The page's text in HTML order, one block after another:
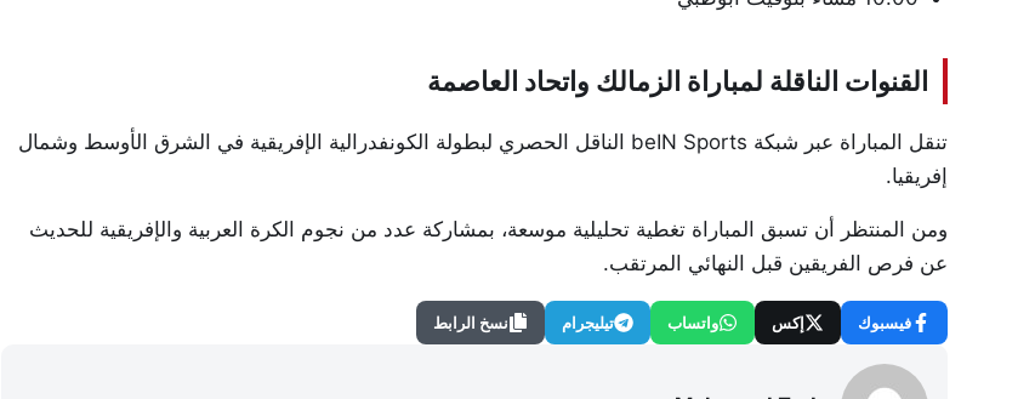
القنوات الناقلة لمباراة الزمالك واتحاد العاصمة
تنقل المباراة عبر شبكة beIN Sports الناقل الحصري لبطولة الكونفدرالية الإفريقية في الشرق الأوسط وشمال
إفريقيا.
ومن المنتظر أن تسبق المباراة تغطية تحليلية موسعة، بمشاركة عدد من نجوم الكرة العربية والإفريقية للحديث
عن فرص الفريقين قبل النهائي المرتقب.
فيسبوك إكس واتساب تيليجرام نسخ الرابط